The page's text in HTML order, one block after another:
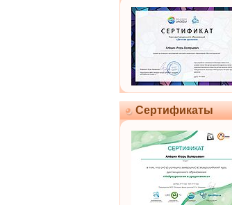
Сертификаты